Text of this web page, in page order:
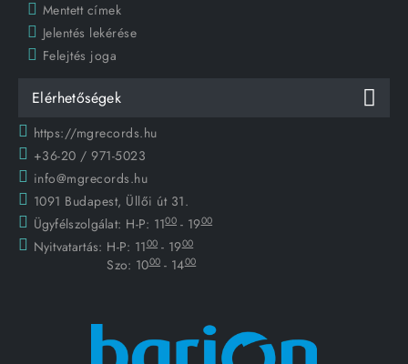
Mentett címek
Jelentés lekérése
Felejtés joga
Elérhetőségek
https://mgrecords.hu
+36-20 / 971-5023
info@mgrecords.hu
1091 Budapest, Üllői út 31.
Ügyfélszolgálat: H-P: 1100 - 1900
Nyitvatartás: H-P: 1100 - 1900
Szo: 1000 - 1400